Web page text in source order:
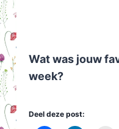
Wat was jouw
week?
Deel deze post: